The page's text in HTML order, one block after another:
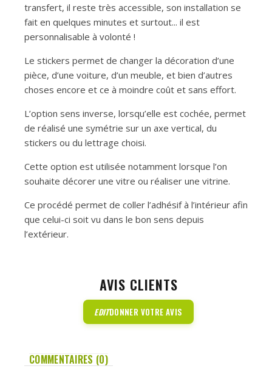
transfert, il reste très accessible, son installation se
fait en quelques minutes et surtout... il est
personnalisable à volonté !
Le stickers permet de changer la décoration d’une
pièce, d’une voiture, d’un meuble, et bien d’autres
choses encore et ce à moindre coût et sans effort.
L’option sens inverse, lorsqu’elle est cochée, permet
de réalisé une symétrie sur un axe vertical, du
stickers ou du lettrage choisi.
Cette option est utilisée notamment lorsque l’on
souhaite décorer une vitre ou réaliser une vitrine.
Ce procédé permet de coller l’adhésif à l’intérieur afin
que celui-ci soit vu dans le bon sens depuis
l’extérieur.
AVIS CLIENTS
EDITDONNER VOTRE AVIS
COMMENTAIRES (0)